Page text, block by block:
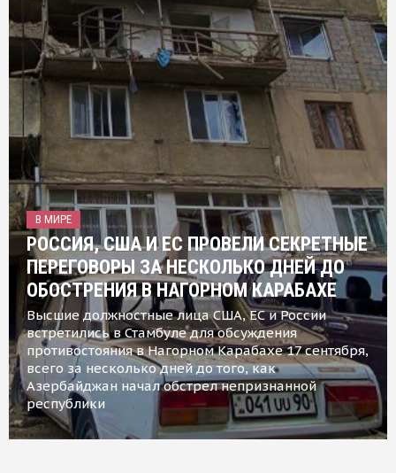
В МИРЕ
РОССИЯ, США И ЕС ПРОВЕЛИ СЕКРЕТНЫЕ
ПЕРЕГОВОРЫ ЗА НЕСКОЛЬКО ДНЕЙ ДО
ОБОСТРЕНИЯ В НАГОРНОМ КАРАБАХЕ
Высшие должностные лица США, ЕС и России
встретились в Стамбуле для обсуждения
противостояния в Нагорном Карабахе 17 сентября,
всего за несколько дней до того, как
Азербайджан начал обстрел непризнанной
республики